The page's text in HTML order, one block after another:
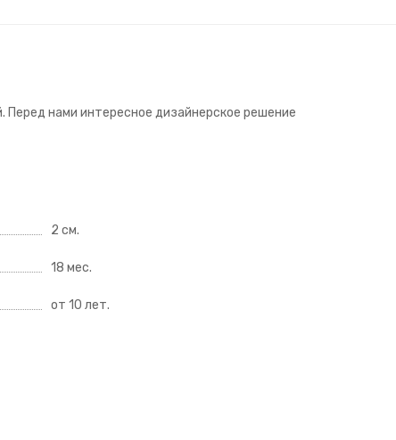
Перед нами интересное дизайнерское решение
2 см.
18 мес.
от 10 лет.